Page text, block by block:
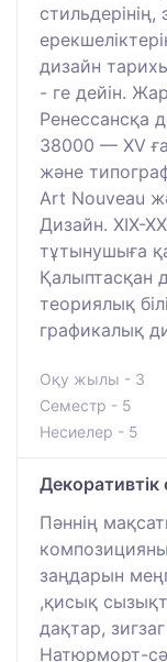
дизайн
- ге дейін.
Ренессансқа
38000 — XV
және
Art Nouveau
Дизайн. ХІХ-
тұтынушыға
Қалыптасқан
теориялық
графикалық
Оқу жылы - 3
Семестр - 5
Несиелер - 5
Декоративтік
Пәннің
заңдарын
,қисық
дақтар,
Натюрморт-